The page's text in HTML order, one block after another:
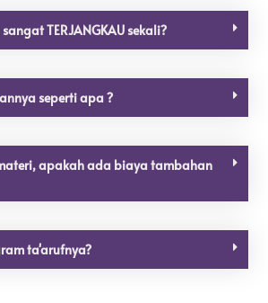
TERJANGKAU sekali?
seperti apa ?
apakah ada biaya tambahan
ta'arufnya?